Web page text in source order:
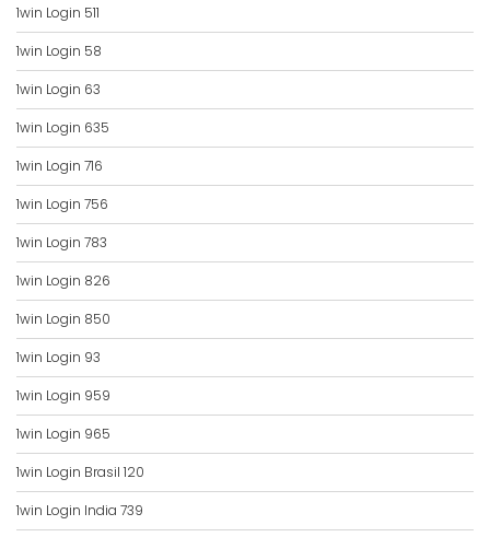
1win Login 511
1win Login 58
1win Login 63
1win Login 635
1win Login 716
1win Login 756
1win Login 783
1win Login 826
1win Login 850
1win Login 93
1win Login 959
1win Login 965
1win Login Brasil 120
1win Login India 739